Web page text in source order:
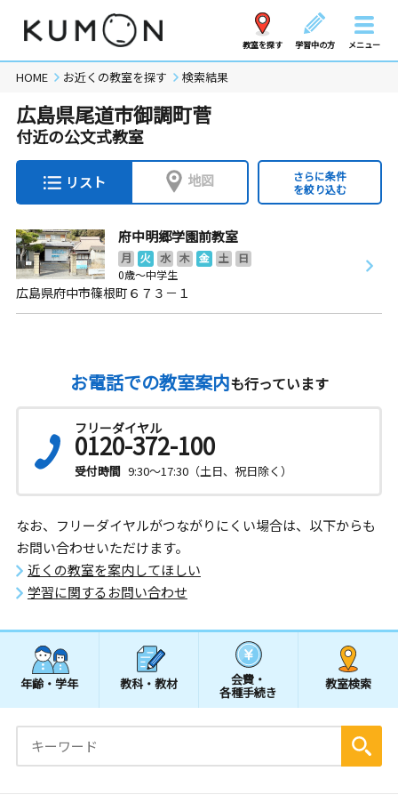
教室を探す 学習中の方 メニュー
HOME お近くの教室を探す 検索結果
広島県尾道市御調町菅
付近の公文式教室
リスト 地図
さらに条件
を絞り込む
府中明郷学園前教室
月 火 水 木 金 土
日
0歳～中学生
広島県府中市篠根町６７３－１
お電話での教室案内も行っています
フリーダイヤル
0120-372-100
受付時間 9:30～17:30（土日、祝日除く）
なお、フリーダイヤルがつながりにくい場合は、以下からも
お問い合わせいただけます。
近くの教室を案内してほしい
学習に関するお問い合わせ
年齢・学年 教科・教材 会費・
各種手続き
教室検索